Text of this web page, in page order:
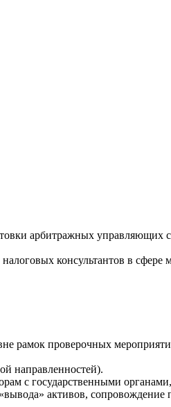
арбитражных управляющих
консультантов в
рамок проверочных
направленностей).
с государственными
активов,